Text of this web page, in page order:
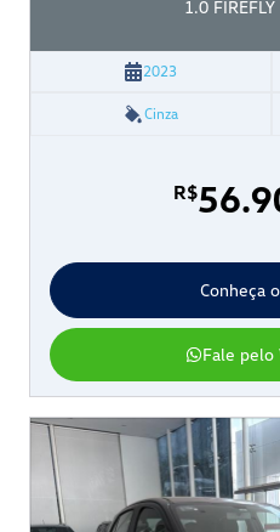
1.0 FIREFLY
2023
Cinza
R$
Conheça
Fale pelo